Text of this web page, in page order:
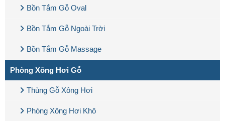
Bồn Tắm Gỗ Oval
Bồn Tắm Gỗ Ngoài Trời
Bồn Tắm Gỗ Massage
Phòng Xông Hơi Gỗ
Thùng Gỗ Xông Hơi
Phòng Xông Hơi Khô